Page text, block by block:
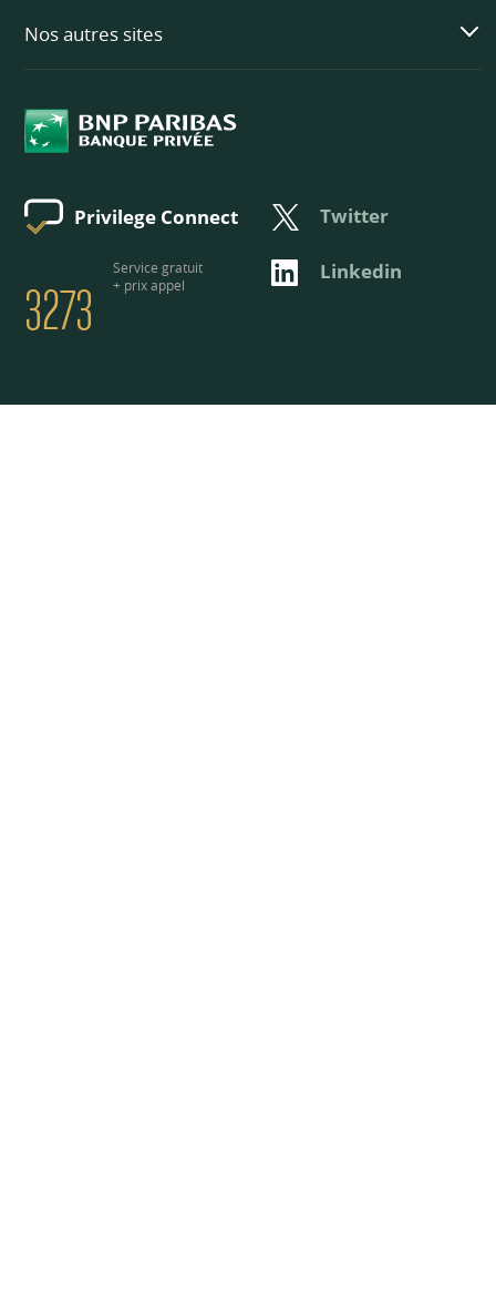
Nos autres sites
Privilege Connect
3273
Service gratuit
+ prix appel
Twitter
Linkedin